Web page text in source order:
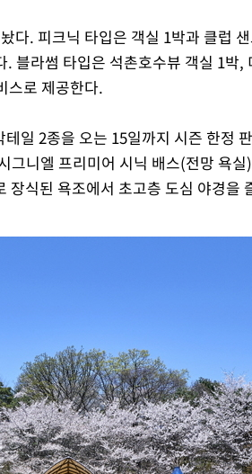
다. 피크닉 타입은 객실 1박과 클럽
블라썸 타입은 석촌호수뷰 객실 1박,
스로 제공한다.
일 2종을 오는 15일까지 시즌 한정
그니엘 프리미어 시닉 배스(전망 욕
식된 욕조에서 초고층 도심 야경을